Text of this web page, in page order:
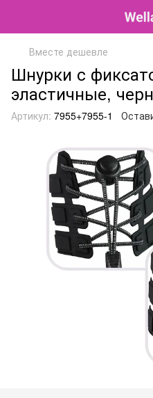
Вместе дешевле
Шнурки с
эластичные,
Артикул: 7955+7955-1